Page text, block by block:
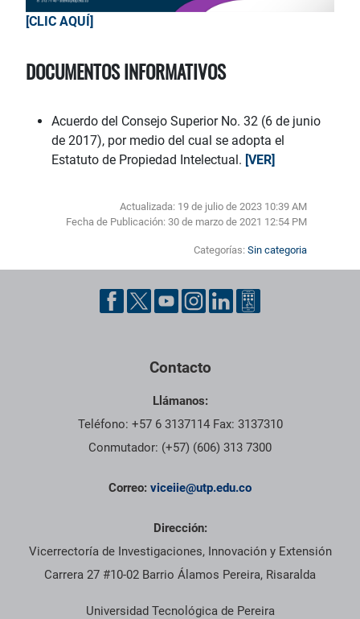
[CLIC AQUÍ]
DOCUMENTOS INFORMATIVOS
Acuerdo del Consejo Superior No. 32 (6 de junio
de 2017), por medio del cual se adopta el
Estatuto de Propiedad Intelectual. [VER]
Actualizada: 19 de julio de 2023 10:39 AM
Fecha de Publicación: 30 de marzo de 2021 12:54 PM
Categorías: Sin categoria
Contacto
Llámanos:
Teléfono: +57 6 3137114 Fax: 3137310
Conmutador: (+57) (606) 313 7300
Correo: viceiie@utp.edu.co
Dirección:
Vicerrectoría de Investigaciones, Innovación y Extensión
Carrera 27 #10-02 Barrio Álamos Pereira, Risaralda
Universidad Tecnológica de Pereira